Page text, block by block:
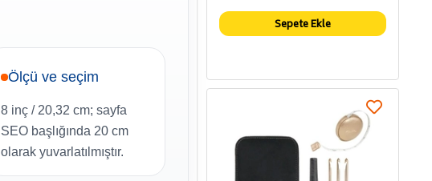
Ölçü ve seçim
8 inç / 20,32 cm; sayfa
SEO başlığında 20 cm
olarak yuvarlatılmıştır.
Sepete Ekle